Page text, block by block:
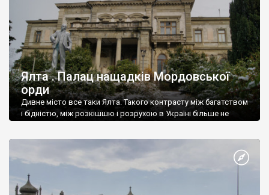
Ялта . Палац нащадків Мордовської
орди
Дивне місто все таки Ялта. Такого контрасту між багатством
і бідністю, між розкішшю і розрухою в Україні більше не